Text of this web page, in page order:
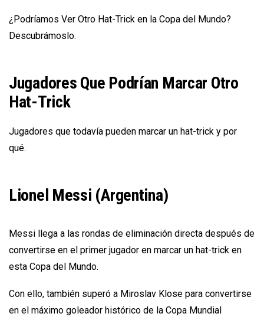
¿Podríamos Ver Otro Hat-Trick en la Copa del Mundo?
Descubrámoslo.
Jugadores Que Podrían Marcar Otro
Hat-Trick
Jugadores que todavía pueden marcar un hat-trick y por
qué.
Lionel Messi (Argentina)
Messi llega a las rondas de eliminación directa después de
convertirse en el primer jugador en marcar un hat-trick en
esta Copa del Mundo.
Con ello, también superó a Miroslav Klose para convertirse
en el máximo goleador histórico de la Copa Mundial